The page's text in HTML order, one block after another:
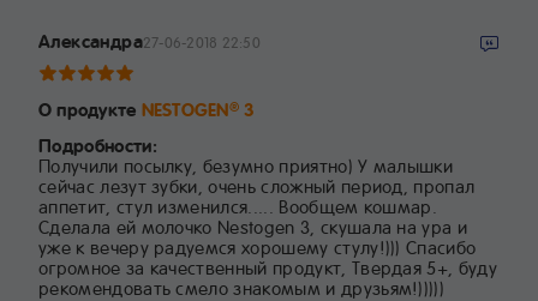
Александра27-06-2018 22:50
О продукте NESTOGEN®3
Подробности:
Получили посылку, безумно приятно) У малышки
сейчас лезут зубки, очень сложный период, пропал
аппетит, стул изменился..... Вообщем кошмар.
Сделала ей молочко Nestogen 3, скушала на ура и
уже к вечеру радуемся хорошему стулу!))) Спасибо
огромное за качественный продукт, Твердая 5+, буду
рекомендовать смело знакомым и друзьям!)))))